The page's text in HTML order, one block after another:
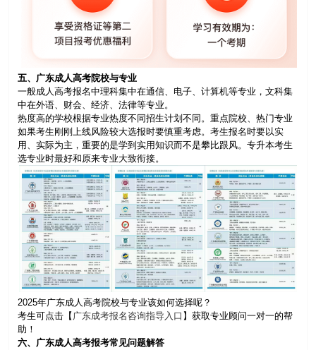
五、广东成人高考院校与专业
一般成人高考报名中理科集中在通信、电子、计算机等专业，文科集
中在外语、财会、经济、法律等专业。
热度高的学校根据专业热度不同招生计划不同。重点院校、热门专业
如果考生刚刚上线风险较大选报时要慎重考虑。考生报名时要以实
用、实际为主，重要的是学到实用知识而不是攀比跟风。专升本考生
选专业时最好和原来专业大致衔接。
2025年广东成人高考院校与专业该如何选择呢？
考生可点击【 广东成考报名咨询指导入口 】获取专业顾问一对一的帮
助！
六、广东成人高考报考常见问题解答